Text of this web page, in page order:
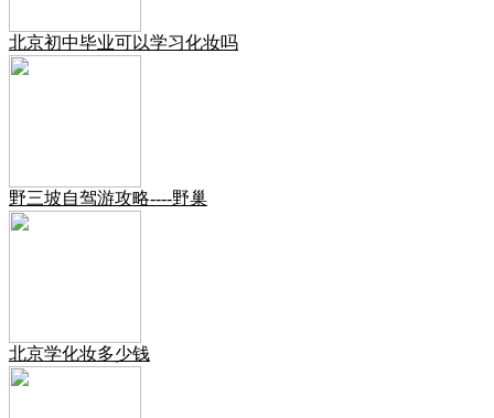
北京初中毕业可以学习化妆吗
野三坡自驾游攻略----野巢
北京学化妆多少钱